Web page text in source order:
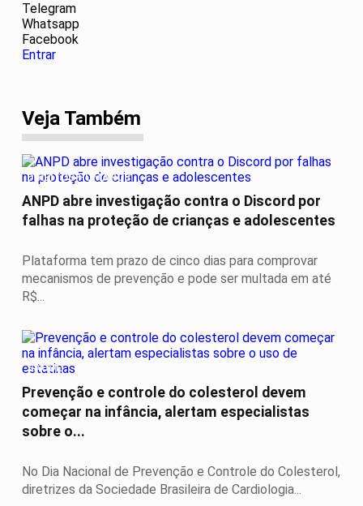
Telegram
Whatsapp
Facebook
Entrar
Veja Também
DIREITOS HUMANOS
ANPD abre investigação contra o Discord por
falhas na proteção de crianças e adolescentes
Plataforma tem prazo de cinco dias para comprovar
mecanismos de prevenção e pode ser multada em até
R$...
SAÚDE
Prevenção e controle do colesterol devem
começar na infância, alertam especialistas
sobre o...
No Dia Nacional de Prevenção e Controle do Colesterol,
diretrizes da Sociedade Brasileira de Cardiologia...